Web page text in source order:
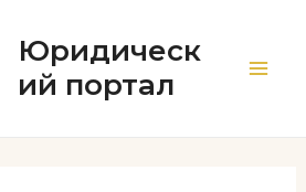
Юридическ
ий портал